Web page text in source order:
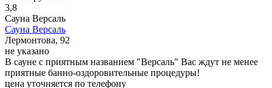
3,8
Сауна Версаль
Сауна Версаль
Лермонтова, 92
не указано
В сауне с приятным названием "Версаль" Вас ждут не менее
приятные банно-оздоровительные процедуры!
цена уточняется по телефону